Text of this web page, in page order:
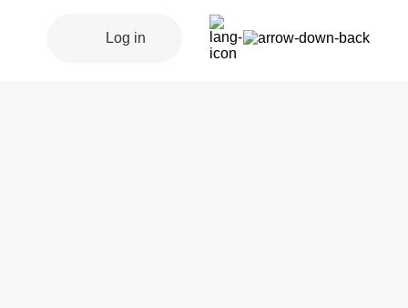
Log in